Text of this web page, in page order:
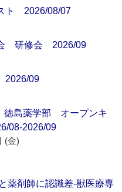
ト 2026/08/07
会 研修会 2026/09
2026/09
島薬学部 オープンキ
08-2026/09
(金)
薬剤師に認識差‐獣医療専